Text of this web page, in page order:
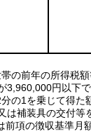
前年の所得税額
3,960,000円以下
の1を乗じて得た
補装具の交付等
項の徴収基準